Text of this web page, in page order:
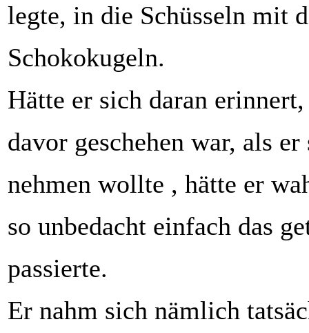
legte, in die Schüsseln mit
Schokokugeln.
Hätte er sich daran
davor geschehen war, als
nehmen wollte , hätte er
so unbedacht einfach das
passierte.
Er nahm sich nämlich